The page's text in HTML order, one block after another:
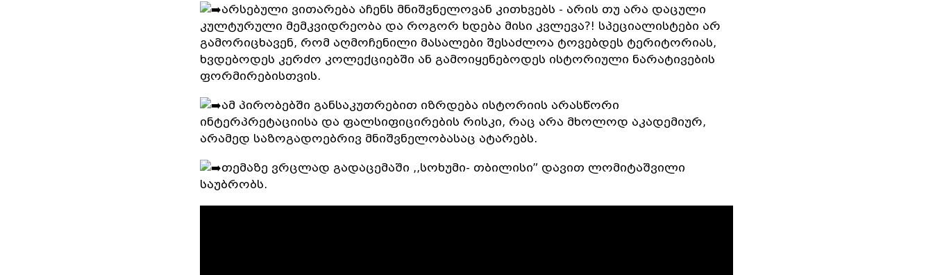
არსებული ვითარება აჩენს მნიშვნელოვან კითხვებს - არის თუ არა დაცული
კულტურული მემკვიდრეობა და როგორ ხდება მისი კვლევა?! სპეციალისტები არ
გამორიცხავენ, რომ აღმოჩენილი მასალები შესაძლოა ტოვებდეს ტერიტორიას,
ხვდებოდეს კერძო კოლექციებში ან გამოიყენებოდეს ისტორიული ნარატივების
ფორმირებისთვის.
ამ პირობებში განსაკუთრებით იზრდება ისტორიის არასწორი
ინტერპრეტაციისა და ფალსიფიცირების რისკი, რაც არა მხოლოდ აკადემიურ,
არამედ საზოგადოებრივ მნიშვნელობასაც ატარებს.
თემაზე ვრცლად გადაცემაში ,,სოხუმი- თბილისი” დავით ლომიტაშვილი
საუბრობს.